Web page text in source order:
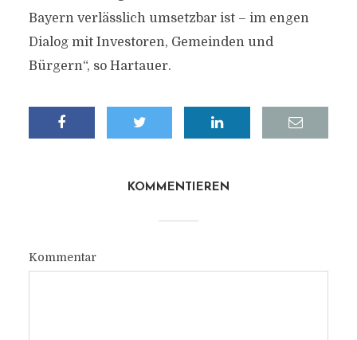
Bayern verlässlich umsetzbar ist – im engen
Dialog mit Investoren, Gemeinden und
Bürgern“, so Hartauer.
KOMMENTIEREN
Kommentar